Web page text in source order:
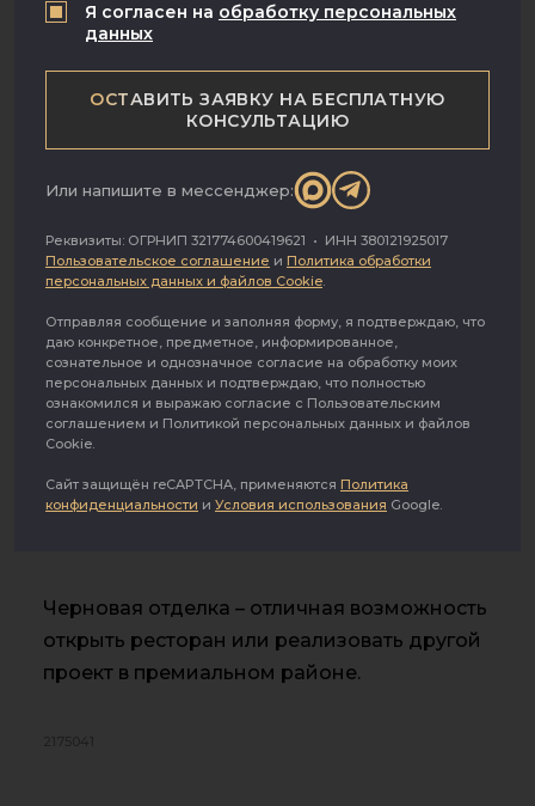
ТИП НЕДВИЖИМОСТИ
1 176.3 2
СТОИМОСТЬ
1 000 000 ₽
линии в престижном жилом комплексе
бизнес-класса «Золотой» на острове
Балчуг, общей площадью 176.3 м2.
Объект с отдельным входом с улицы и со
двора расположен на первом этаже. В
вентиляция, большие витринные окна,
Черновая отделка – отличная возможность
открыть ресторан или реализовать другой
проект в премиальном районе.
Я согласен на обработку персональных
данных
ОСТАВИТЬ ЗАЯВКУ НА БЕСПЛАТНУЮ
КОНСУЛЬТАЦИЮ
Или напишите в мессенджер:
Реквизиты: ОГРНИП 321774600419621 • ИНН 380121925017
Пользовательское соглашение и Политика обработки
персональных данных и файлов Cookie.
Отправляя сообщение и заполняя форму, я подтверждаю, что
даю конкретное, предметное, информированное,
сознательное и однозначное согласие на обработку моих
персональных данных и подтверждаю, что полностью
ознакомился и выражаю согласие с Пользовательским
соглашением и Политикой персональных данных и файлов
Cookie.
Сайт защищён reCAPTCHA, применяются Политика
конфиденциальности и Условия использования Google.